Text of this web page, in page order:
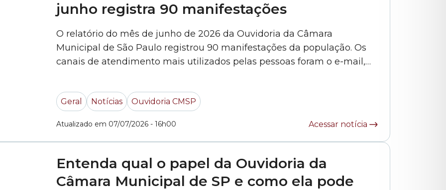
junho registra 90 manifestações
O relatório do mês de junho de 2026 da Ouvidoria da Câmara
Municipal de São Paulo registrou 90 manifestações da população. Os
canais de atendimento mais utilizados pelas pessoas foram o e-mail,
do Cidadão, 7%, telefone, 5%, e presencialmente, 3%. O documento
mostra... »
Geral Notícias Ouvidoria CMSP
Atualizado em 07/07/2026 - 16h00 Acessar notícia
Entenda qual o papel da Ouvidoria da
Câmara Municipal de SP e como ela pode